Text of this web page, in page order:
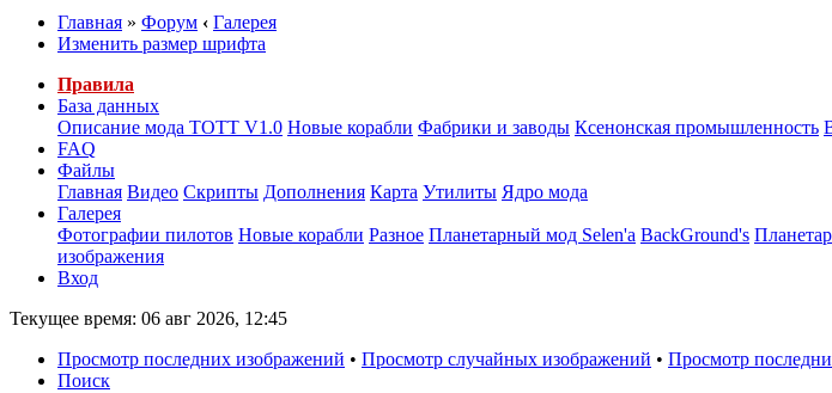
Главная » Форум ‹ Галерея
Изменить размер шрифта
Правила
База данных
Описание мода ТОТТ V1.0 Новые корабли Фабрики и заводы Ксенонская промышленность
FAQ
Файлы
Главная Видео Скрипты Дополнения Карта Утилиты Ядро мода
Галерея
Фотографии пилотов Новые корабли Разное Планетарный мод Selen'a BackGround's
изображения
Вход
Текущее время: 06 авг 2026, 12:45
Просмотр последних изображений • Просмотр случайных изображений • Просмотр
Поиск